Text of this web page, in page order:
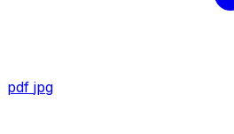
pdf jpg